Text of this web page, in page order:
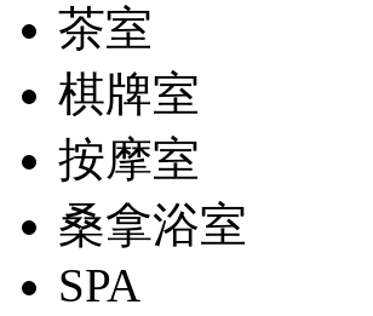
茶室
棋牌室
按摩室
桑拿浴室
SPA